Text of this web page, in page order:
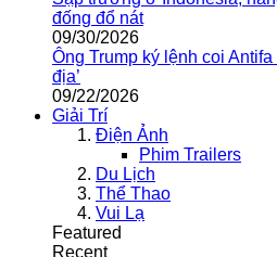
đống đổ nát
09/30/2026
Ông Trump ký lệnh coi
địa’
09/22/2026
Giải Trí
Điện Ảnh
Phim Trailers
Du Lịch
Thể Thao
Vui Lạ
Featured
Recent